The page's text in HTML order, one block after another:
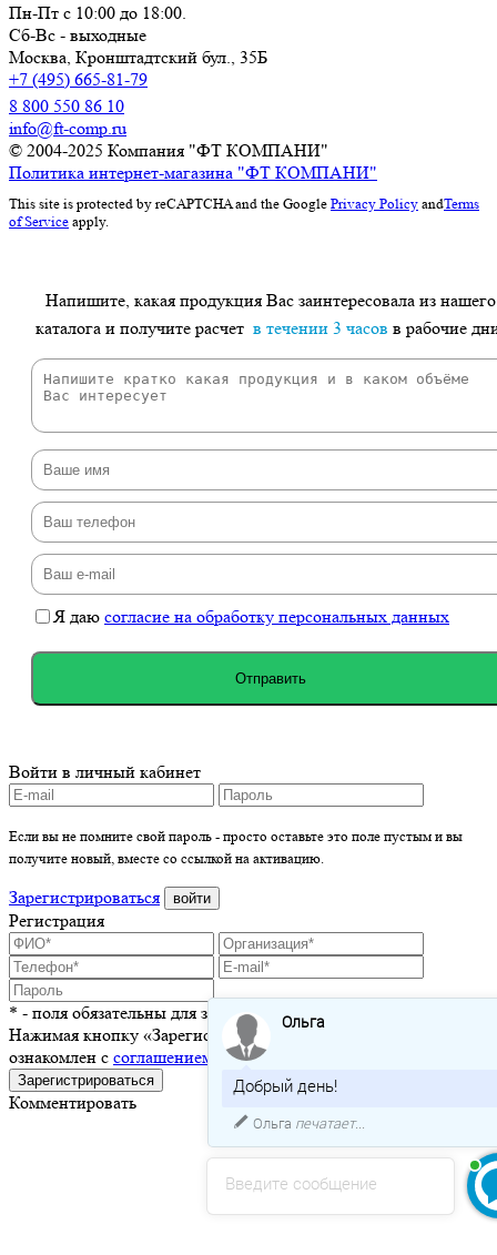
Пн-Пт с 10:00 до 18:00.
Сб-Вс - выходные
Москва, Кронштадтский бул., 35Б
+7 (495) 665-81-79
8 800 550 86 10
info@ft-comp.ru
© 2004-2025 Компания "ФТ КОМПАНИ"
Политика интернет-магазина "ФТ КОМПАНИ"
This site is protected by reCAPTCHA and the Google Privacy Policy andTerms
of Service apply.
Напишите, какая продукция Вас заинтересовала из нашего
каталога и получите расчет в течении 3 часов в рабочие
Я даю согласие на обработку персональных данных
Отправить
Войти в личный кабинет
Если вы не помните свой пароль - просто оставьте это поле пустым и вы
получите новый, вместе со ссылкой на активацию.
Зарегистрироваться войти
Регистрация
* - поля обязательны для заполнения
Нажимая кнопку «Зарегистрироваться», я подтверждаю, что
ознакомлен с соглашением о пользовании сайтом
Зарегистрироваться
Комментировать
Введите сообщение
Ольга
Добрый день!
Ольга печатает...